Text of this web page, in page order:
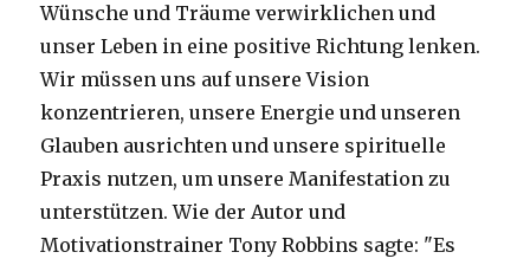
Wünsche und Träume verwirklichen und
unser Leben in eine positive Richtung lenken.
Wir müssen uns auf unsere Vision
konzentrieren, unsere Energie und unseren
Glauben ausrichten und unsere spirituelle
Praxis nutzen, um unsere Manifestation zu
unterstützen. Wie der Autor und
Motivationstrainer Tony Robbins sagte: "Es